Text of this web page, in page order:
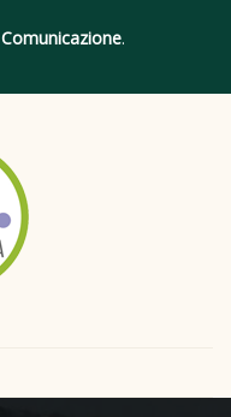
Comunicazione.